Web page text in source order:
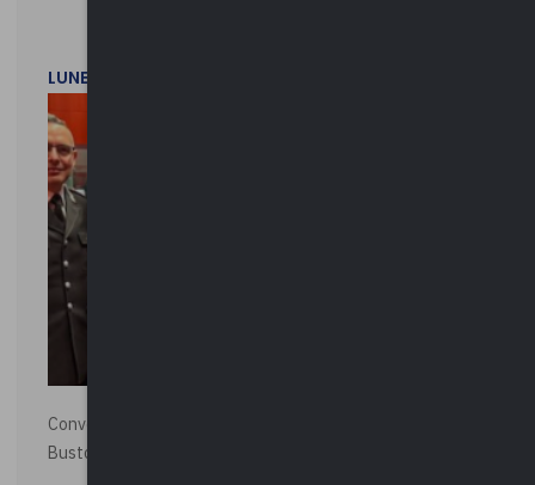
LUNEDì 1 DICEMBRE 2025
Convegno “La Polizia Locale per la sicurezza della città”,
Busto Arsizio